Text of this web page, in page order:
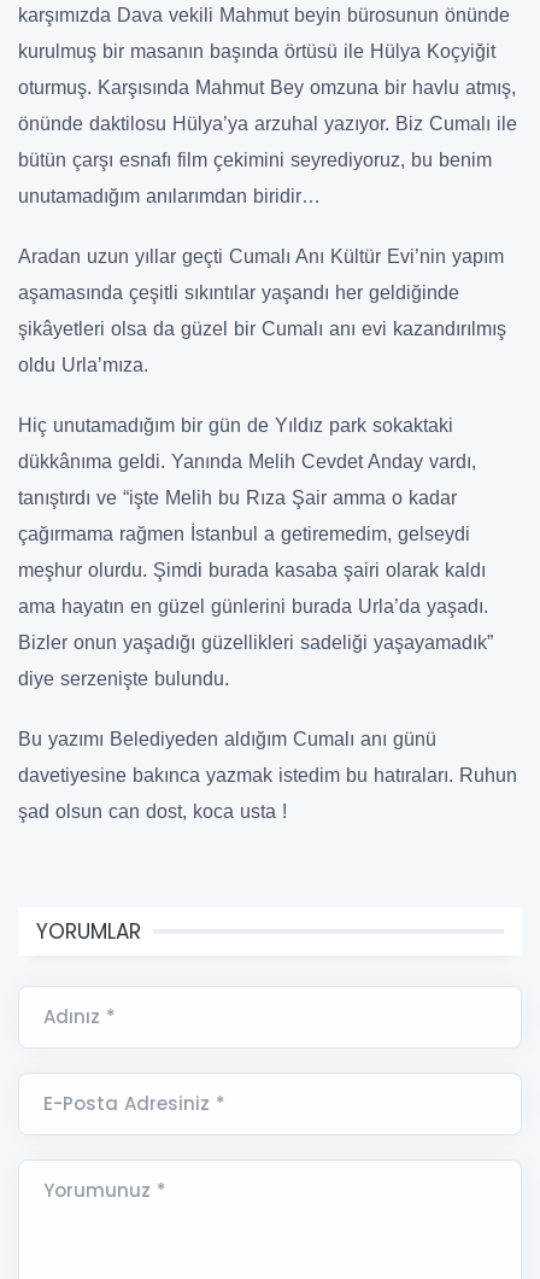
karşımızda Dava vekili Mahmut beyin bürosunun önünde
kurulmuş bir masanın başında örtüsü ile Hülya Koçyiğit
oturmuş. Karşısında Mahmut Bey omzuna bir havlu atmış,
önünde daktilosu Hülya’ya arzuhal yazıyor. Biz Cumalı ile
bütün çarşı esnafı film çekimini seyrediyoruz, bu benim
unutamadığım anılarımdan biridir…
Aradan uzun yıllar geçti Cumalı Anı Kültür Evi’nin yapım
aşamasında çeşitli sıkıntılar yaşandı her geldiğinde
şikâyetleri olsa da güzel bir Cumalı anı evi kazandırılmış
oldu Urla’mıza.
Hiç unutamadığım bir gün de Yıldız park sokaktaki
dükkânıma geldi. Yanında Melih Cevdet Anday vardı,
tanıştırdı ve “işte Melih bu Rıza Şair amma o kadar
çağırmama rağmen İstanbul a getiremedim, gelseydi
meşhur olurdu. Şimdi burada kasaba şairi olarak kaldı
ama hayatın en güzel günlerini burada Urla’da yaşadı.
Bizler onun yaşadığı güzellikleri sadeliği yaşayamadık”
diye serzenişte bulundu.
Bu yazımı Belediyeden aldığım Cumalı anı günü
davetiyesine bakınca yazmak istedim bu hatıraları. Ruhun
şad olsun can dost, koca usta !
YORUMLAR
Adınız *
E-Posta Adresiniz *
Yorumunuz *